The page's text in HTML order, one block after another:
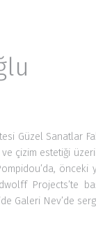
Güzel Sanatlar
çizim estetiği
Projects’te
Galeri Nev’de